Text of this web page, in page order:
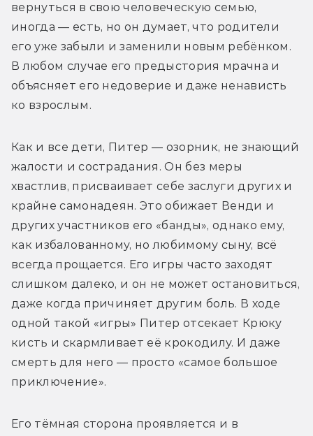
вернуться в свою человеческую семью,
иногда — есть, но он думает, что родители
его уже забыли и заменили новым ребёнком.
В любом случае его предыстория мрачна и
объясняет его недоверие и даже ненависть
ко взрослым.
Как и все дети, Питер — озорник, не знающий
жалости и сострадания. Он без меры
хвастлив, присваивает себе заслуги других и
крайне самонадеян. Это обижает Венди и
других участников его «банды», однако ему,
как избалованному, но любимому сыну, всё
всегда прощается. Его игры часто заходят
слишком далеко, и он не может остановиться,
даже когда причиняет другим боль. В ходе
одной такой «игры» Питер отсекает Крюку
кисть и скармливает её крокодилу. И даже
смерть для него — просто «самое большое
приключение».
Его тёмная сторона проявляется и в